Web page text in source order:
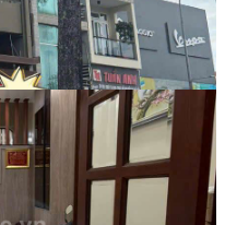
Tiền Nguyễn Tri